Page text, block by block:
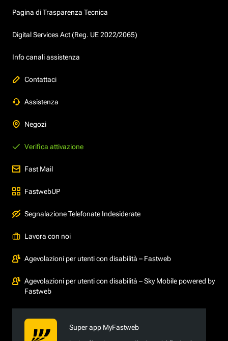
Pagina di Trasparenza Tecnica
Digital Services Act (Reg. UE 2022/2065)
Info canali assistenza
Contattaci
Assistenza
Negozi
Verifica attivazione
Fast Mail
FastwebUP
Segnalazione Telefonate Indesiderate
Lavora con noi
Agevolazioni per utenti con disabilità – Fastweb
Agevolazioni per utenti con disabilità – Sky Mobile powered by
Fastweb
Super app MyFastweb